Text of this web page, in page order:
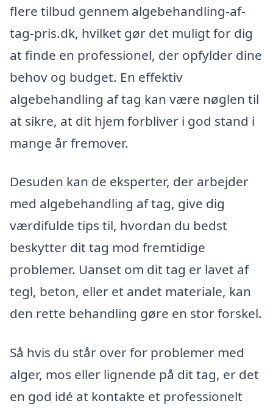
flere tilbud gennem algebehandling-af-
tag-pris.dk, hvilket gør det muligt for dig
at finde en professionel, der opfylder dine
behov og budget. En effektiv
algebehandling af tag kan være nøglen til
at sikre, at dit hjem forbliver i god stand i
mange år fremover.
Desuden kan de eksperter, der arbejder
med algebehandling af tag, give dig
værdifulde tips til, hvordan du bedst
beskytter dit tag mod fremtidige
problemer. Uanset om dit tag er lavet af
tegl, beton, eller et andet materiale, kan
den rette behandling gøre en stor forskel.
Så hvis du står over for problemer med
alger, mos eller lignende på dit tag, er det
en god idé at kontakte et professionelt